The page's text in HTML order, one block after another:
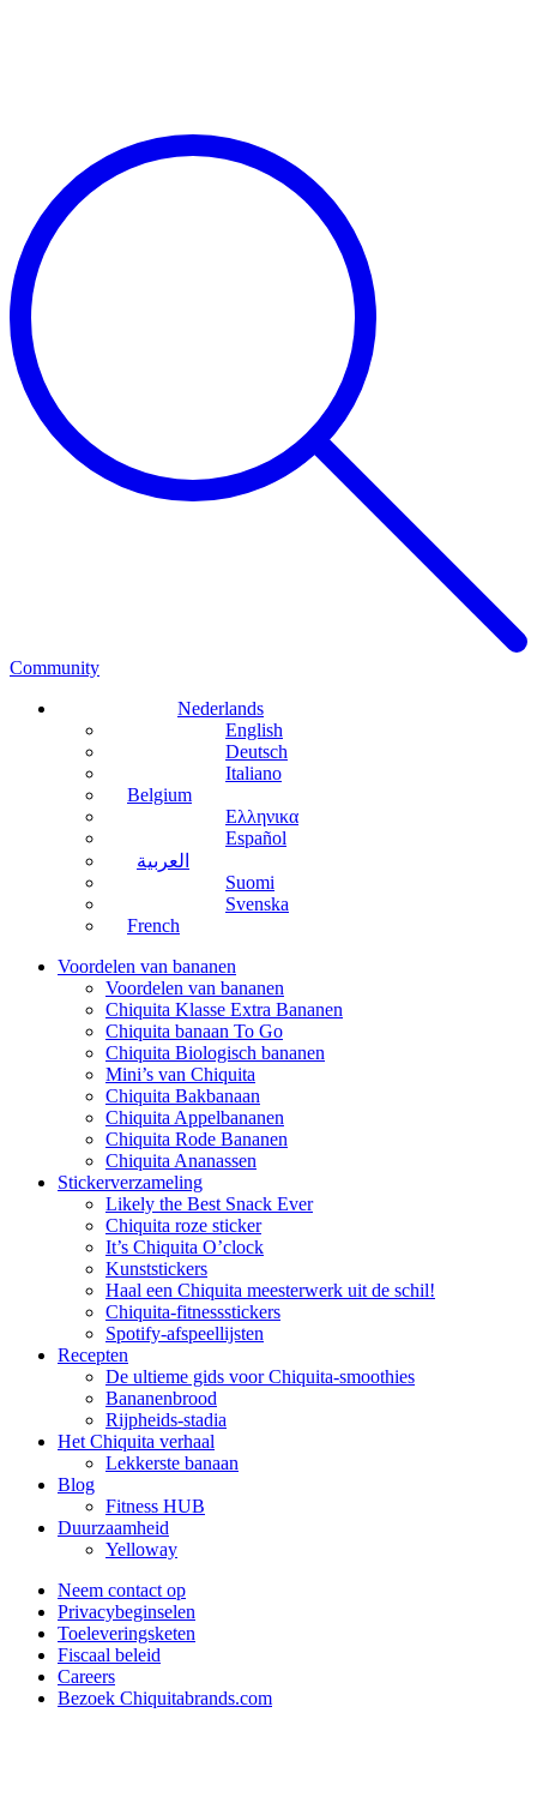
Community
Nederlands
English
Deutsch
Italiano
Belgium
Ελληνικα
Español
العربية
Suomi
Svenska
French
Voordelen van bananen
Voordelen van bananen
Chiquita Klasse Extra Bananen
Chiquita banaan To Go
Chiquita Biologisch bananen
Mini’s van Chiquita
Chiquita Bakbanaan
Chiquita Appelbananen
Chiquita Rode Bananen
Chiquita Ananassen
Stickerverzameling
Likely the Best Snack Ever
Chiquita roze sticker
It’s Chiquita O’clock
Kunststickers
Haal een Chiquita meesterwerk uit de schil!
Chiquita-fitnessstickers
Spotify-afspeellijsten
Recepten
De ultieme gids voor Chiquita-smoothies
Bananenbrood
Rijpheids-stadia
Het Chiquita verhaal
Lekkerste banaan
Blog
Fitness HUB
Duurzaamheid
Yelloway
Neem contact op
Privacybeginselen
Toeleveringsketen
Fiscaal beleid
Careers
Bezoek Chiquitabrands.com